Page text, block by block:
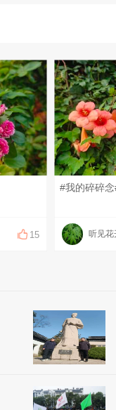
15 听见花